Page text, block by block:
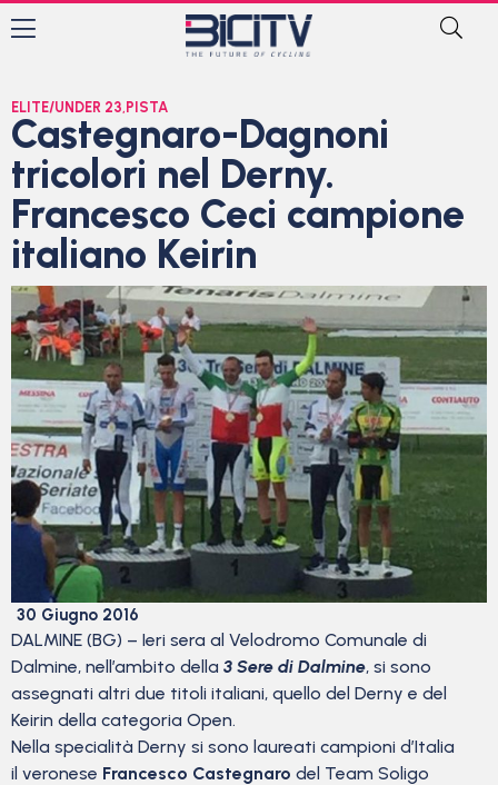
ELITE/UNDER 23, PISTA
Castegnaro-Dagnoni
tricolori nel Derny.
Francesco Ceci campione
italiano Keirin
30 Giugno 2016
DALMINE (BG) – Ieri sera al Velodromo Comunale di
Dalmine, nell’ambito della 3 Sere di Dalmine, si sono
assegnati altri due titoli italiani, quello del Derny e del
Keirin della categoria Open.
Nella specialità Derny si sono laureati campioni d’Italia
il veronese Francesco Castegnaro del Team Soligo